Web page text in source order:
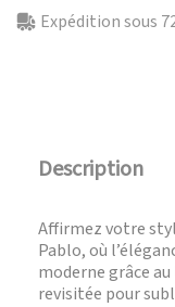
Expédition sous
Description
Affirmez votre
Pablo, où
moderne grâce
revisitée pour